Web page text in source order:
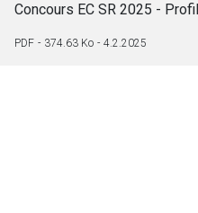
Concours EC SR 2025 -
PDF 374.63 Ko 4.2.2025